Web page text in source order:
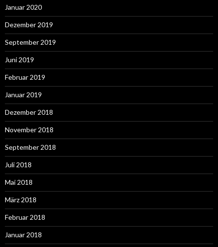
Januar 2020
Dezember 2019
September 2019
Juni 2019
Februar 2019
Januar 2019
Dezember 2018
November 2018
September 2018
Juli 2018
Mai 2018
März 2018
Februar 2018
Januar 2018